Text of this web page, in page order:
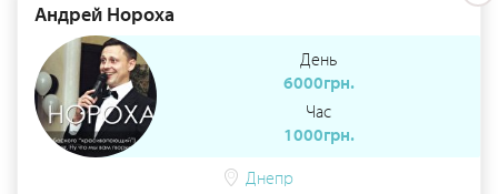
а так же писать сценарии, чтобы каждая драгоценная
минута была интересной.
Андрей Нороха
День
6000грн.
Час
1000грн.
Днепр